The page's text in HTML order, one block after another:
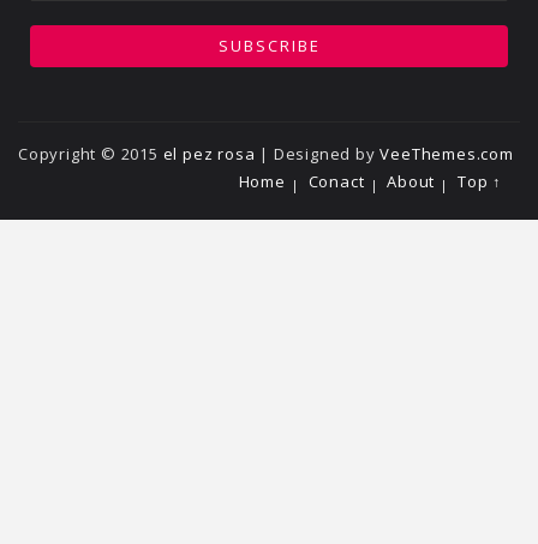
Copyright © 2015 el pez rosa | Designed byVeeThemes.com
Home
Conact About Top ↑